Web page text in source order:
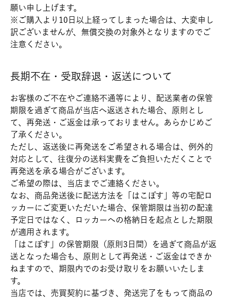
願い申し上げます。
※ご購入より10日以上経ってしまった場合は、大変申し
訳ございませんが、無償交換の対象外となりますのでご
注意ください。
長期不在・受取辞退・返送について
お客様のご不在やご連絡不通等により、配送業者の保管
期限を過ぎて商品が当店へ返送された場合、原則とし
て、再発送・ご返金は承っておりません。あらかじめご
了承ください。
ただし、返送後に再発送をご希望される場合は、例外的
対応として、往復分の送料実費をご負担いただくことで
再発送を承る場合がございます。
ご希望の際は、当店までご連絡ください。
なお、商品発送後に配送方法を「はこぽす」等の宅配ロ
ッカーにご変更いただいた場合、保管期限は当初の配達
予定日ではなく、ロッカーへの格納日を起点とした期限
が適用されます。
「はこぽす」の保管期限（原則3日間）を過ぎて商品が返
送となった場合も、原則として再発送・ご返金はできか
ねますので、期限内でのお受け取りをお願いいたしま
す。
当店では、売買契約に基づき、発送完了をもって商品の